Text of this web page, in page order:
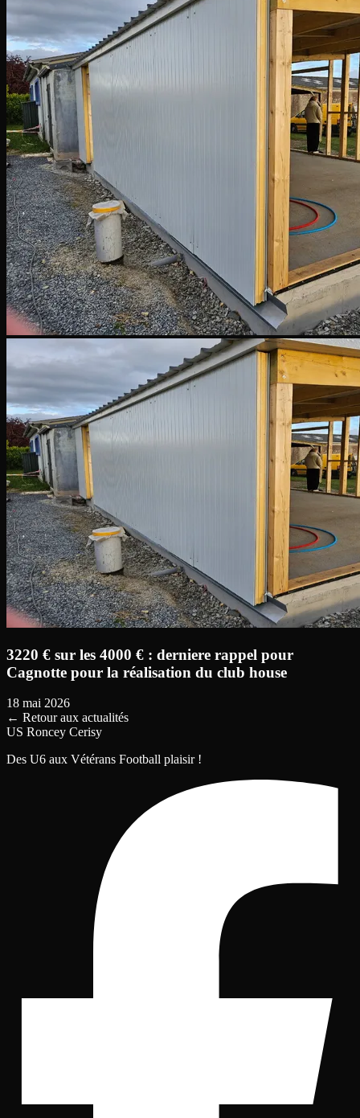
3220 € sur les 4000 € : derniere rappel pour
Cagnotte pour la réalisation du club house
18 mai 2026
← Retour aux actualités
US Roncey Cerisy
Des U6 aux Vétérans Football plaisir !